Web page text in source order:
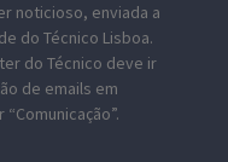
noticioso, enviada a
do Técnico Lisboa.
do Técnico deve ir
de emails em